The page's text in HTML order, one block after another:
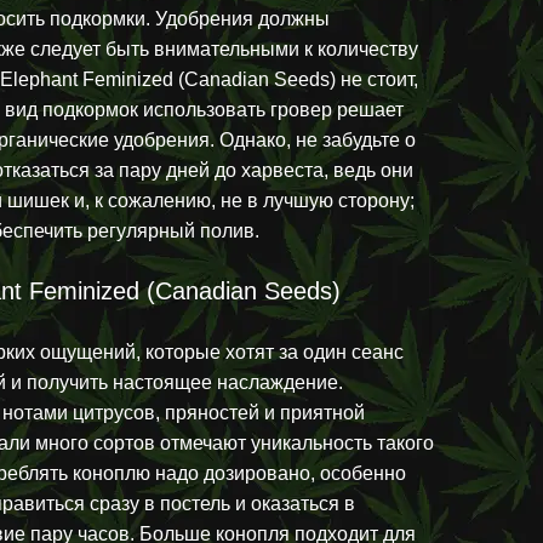
подкормки. Удобрения должны
следует быть внимательными к количеству
Feminized (Canadian Seeds) не стоит,
подкормок использовать гровер решает
удобрения. Однако, не забудьте о
за пару дней до харвеста, ведь они
шишек и, к сожалению, не в лучшую сторону;
регулярный полив.
Feminized (Canadian Seeds)
ощущений, которые хотят за один сеанс
и получить настоящее наслаждение.
цитрусов, пряностей и приятной
много сортов отмечают уникальность такого
коноплю надо дозировано, особенно
сразу в постель и оказаться в
пару часов. Больше конопля подходит для